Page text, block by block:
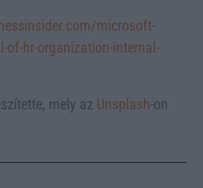
microsoft-
of-hr-organization-internal-
mely az Unsplash-on